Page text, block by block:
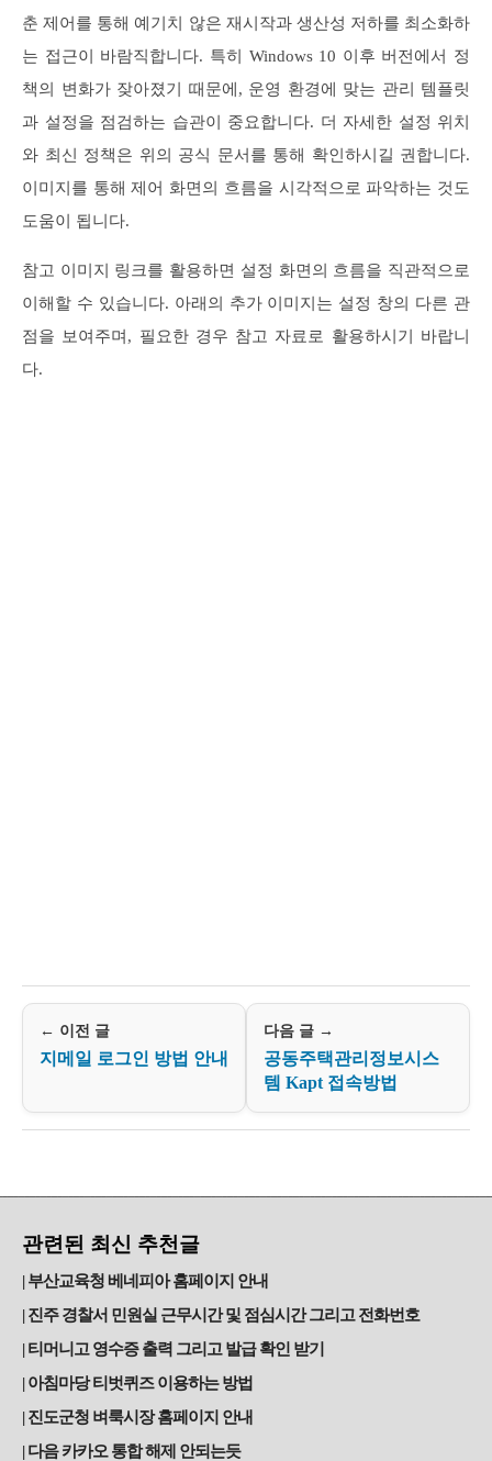
춘 제어를 통해 예기치 않은 재시작과 생산성 저하를 최소화하
는 접근이 바람직합니다. 특히 Windows 10 이후 버전에서 정
책의 변화가 잦아졌기 때문에, 운영 환경에 맞는 관리 템플릿
과 설정을 점검하는 습관이 중요합니다. 더 자세한 설정 위치
와 최신 정책은 위의 공식 문서를 통해 확인하시길 권합니다.
이미지를 통해 제어 화면의 흐름을 시각적으로 파악하는 것도
도움이 됩니다.
참고 이미지 링크를 활용하면 설정 화면의 흐름을 직관적으로
이해할 수 있습니다. 아래의 추가 이미지는 설정 창의 다른 관
점을 보여주며, 필요한 경우 참고 자료로 활용하시기 바랍니
다.
← 이전 글
지메일 로그인 방법 안내
다음 글 →
공동주택관리정보시스
템 Kapt 접속방법
관련된 최신 추천글
부산교육청 베네피아 홈페이지 안내
진주 경찰서 민원실 근무시간 및 점심시간 그리고 전화번호
티머니고 영수증 출력 그리고 발급 확인 받기
아침마당 티벗퀴즈 이용하는 방법
진도군청 벼룩시장 홈페이지 안내
다음 카카오 통합 해제 안되는듯